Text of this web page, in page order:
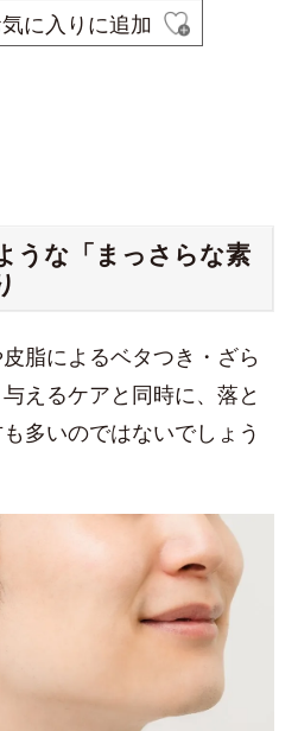
に入りに追加
うな「まっさらな素
脂によるベタつき・ざら
えるケアと同時に、落と
多いのではないでしょう